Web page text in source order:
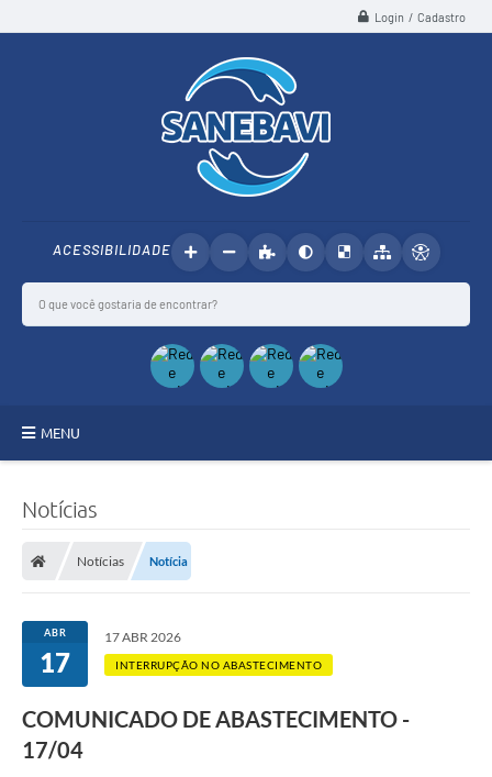
Login / Cadastro
ACESSIBILIDADE
MENU
ÁGUA
COMPRAS E LICITAÇÕES
CONTATOS
Notícias
Notícias Notícia
ABR
17
17 ABR 2026
INTERRUPÇÃO NO ABASTECIMENTO
COMUNICADO DE ABASTECIMENTO -
17/04